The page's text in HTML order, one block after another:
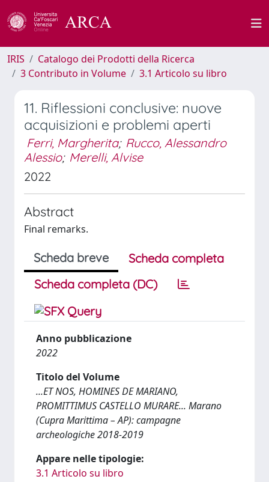
IRIS
Catalogo dei Prodotti della Ricerca
3 Contributo in Volume
3.1 Articolo su libro
11. Riflessioni conclusive: nuove
acquisizioni e problemi aperti
Ferri, Margherita; Rucco, Alessandro
Alessio; Merelli, Alvise
2022
Abstract
Final remarks.
Scheda breve
Scheda completa
Scheda completa (DC)
Anno pubblicazione
2022
Titolo del Volume
...ET NOS, HOMINES DE MARIANO,
PROMITTIMUS CASTELLO MURARE... Marano
(Cupra Marittima – AP): campagne
archeologiche 2018-2019
Appare nelle tipologie:
3.1 Articolo su libro